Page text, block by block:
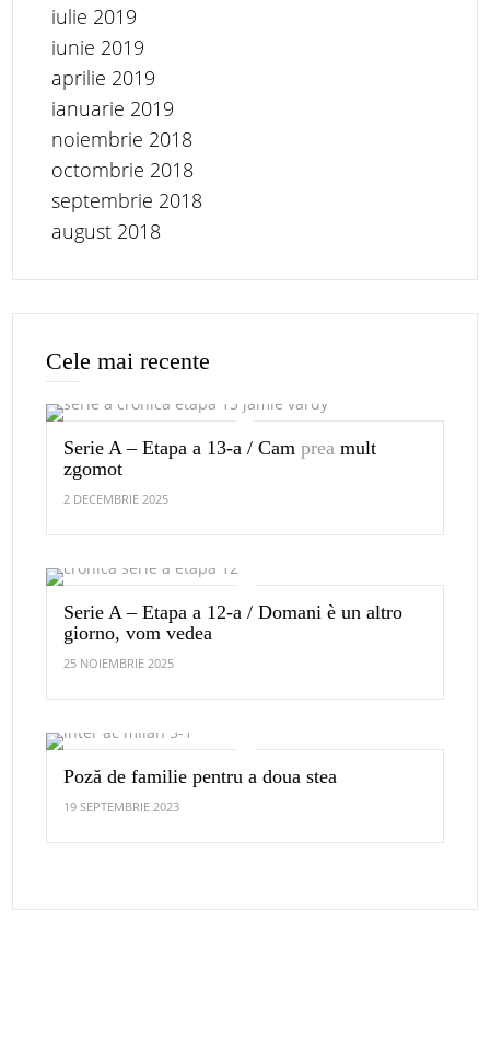
iulie 2019
iunie 2019
aprilie 2019
ianuarie 2019
noiembrie 2018
octombrie 2018
septembrie 2018
august 2018
Cele mai recente
Serie A – Etapa a 13-a / Camprea mult
zgomot
2 DECEMBRIE 2025
Serie A – Etapa a 12-a / Domani è un altro
giorno, vom vedea
25 NOIEMBRIE 2025
Poză de familie pentru a doua stea
19 SEPTEMBRIE 2023